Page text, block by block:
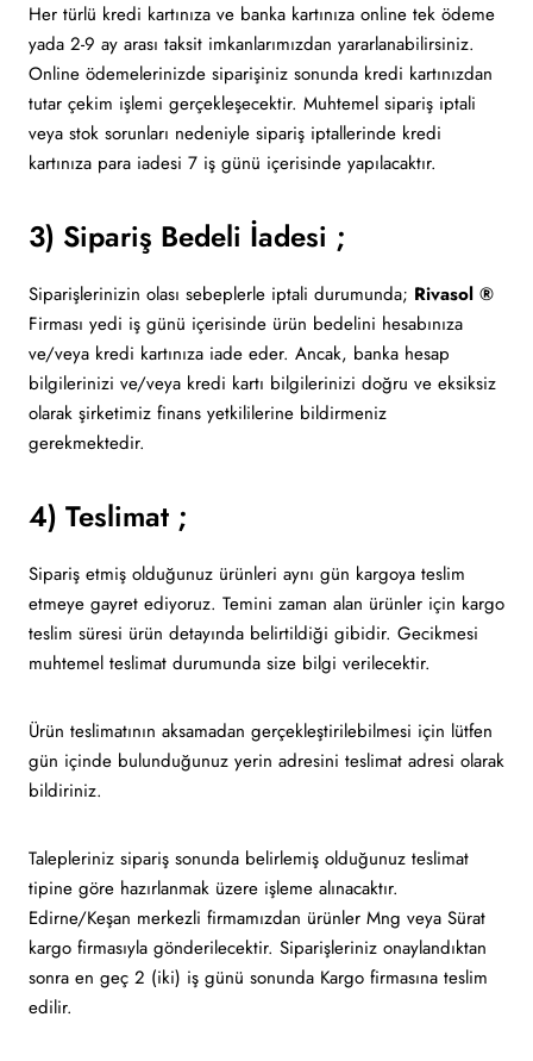
Her türlü kredi kartınıza ve banka kartınıza online tek ödeme
yada 2-9 ay arası taksit imkanlarımızdan yararlanabilirsiniz.
Online ödemelerinizde siparişiniz sonunda kredi kartınızdan
tutar çekim işlemi gerçekleşecektir. Muhtemel sipariş iptali
veya stok sorunları nedeniyle sipariş iptallerinde kredi
kartınıza para iadesi 7 iş günü içerisinde yapılacaktır.
3) Sipariş Bedeli İadesi ;
Siparişlerinizin olası sebeplerle iptali durumunda; Rivasol ®
Firması yedi iş günü içerisinde ürün bedelini hesabınıza
ve/veya kredi kartınıza iade eder. Ancak, banka hesap
bilgilerinizi ve/veya kredi kartı bilgilerinizi doğru ve eksiksiz
olarak şirketimiz finans yetkililerine bildirmeniz
gerekmektedir.
4) Teslimat ;
Sipariş etmiş olduğunuz ürünleri aynı gün kargoya teslim
etmeye gayret ediyoruz. Temini zaman alan ürünler için kargo
teslim süresi ürün detayında belirtildiği gibidir. Gecikmesi
muhtemel teslimat durumunda size bilgi verilecektir.
Ürün teslimatının aksamadan gerçekleştirilebilmesi için lütfen
gün içinde bulunduğunuz yerin adresini teslimat adresi olarak
bildiriniz.
Talepleriniz sipariş sonunda belirlemiş olduğunuz teslimat
tipine göre hazırlanmak üzere işleme alınacaktır.
Edirne/Keşan merkezli firmamızdan ürünler Mng veya Sürat
kargo firmasıyla gönderilecektir. Siparişleriniz onaylandıktan
sonra en geç 2 (iki) iş günü sonunda Kargo firmasına teslim
edilir.